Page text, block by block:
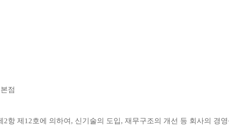
점
2항 제 12호에 의하여 , 신기술의 도입, 재무구조의 개선 등 회사의 경